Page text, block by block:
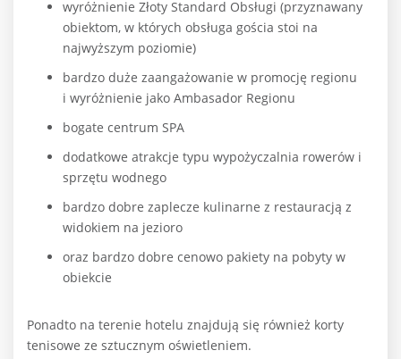
wyróżnienie Złoty Standard Obsługi (przyznawany
obiektom, w których obsługa gościa stoi na
najwyższym poziomie)
bardzo duże zaangażowanie w promocję regionu
i wyróżnienie jako Ambasador Regionu
bogate centrum SPA
dodatkowe atrakcje typu wypożyczalnia rowerów i
sprzętu wodnego
bardzo dobre zaplecze kulinarne z restauracją z
widokiem na jezioro
oraz bardzo dobre cenowo pakiety na pobyty w
obiekcie
Ponadto na terenie hotelu znajdują się również korty
tenisowe ze sztucznym oświetleniem.